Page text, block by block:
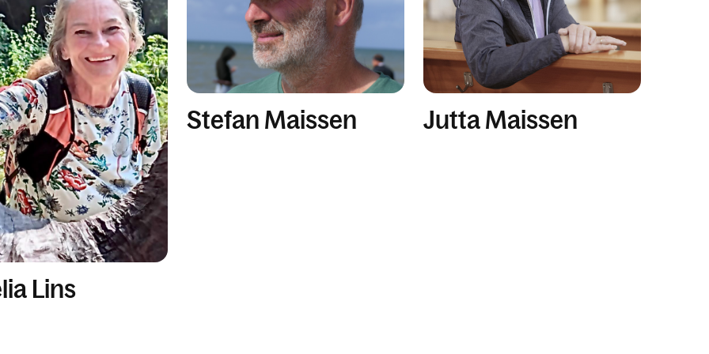
Lins
Stefan Maissen Jutta Maissen